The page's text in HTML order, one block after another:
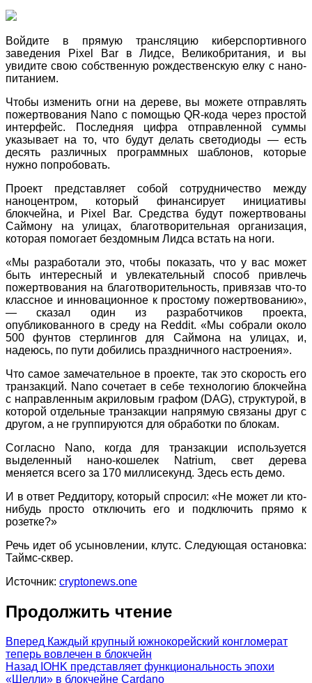
Войдите в прямую трансляцию киберспортивного
заведения Pixel Bar в Лидсе, Великобритания, и вы
увидите свою собственную рождественскую елку с нано-
питанием.
Чтобы изменить огни на дереве, вы можете отправлять
пожертвования Nano с помощью QR-кода через простой
интерфейс. Последняя цифра отправленной суммы
указывает на то, что будут делать светодиоды — есть
десять различных программных шаблонов, которые
нужно попробовать.
Проект представляет собой сотрудничество между
наноцентром, который финансирует инициативы
блокчейна, и Pixel Bar. Средства будут пожертвованы
Саймону на улицах, благотворительная организация,
которая помогает бездомным Лидса встать на ноги.
«Мы разработали это, чтобы показать, что у вас может
быть интересный и увлекательный способ привлечь
пожертвования на благотворительность, привязав что-то
классное и инновационное к простому пожертвованию»,
— сказал один из разработчиков проекта,
опубликованного в среду на Reddit. «Мы собрали около
500 фунтов стерлингов для Саймона на улицах, и,
надеюсь, по пути добились праздничного настроения».
Что самое замечательное в проекте, так это скорость его
транзакций. Nano сочетает в себе технологию блокчейна
с направленным акриловым графом (DAG), структурой, в
которой отдельные транзакции напрямую связаны друг с
другом, а не группируются для обработки по блокам.
Согласно Nano, когда для транзакции используется
выделенный нано-кошелек Natrium, свет дерева
меняется всего за 170 миллисекунд. Здесь есть демо.
И в ответ Реддитору, который спросил: «Не может ли кто-
нибудь просто отключить его и подключить прямо к
розетке?»
Речь идет об усыновлении, клутс. Следующая остановка:
Таймс-сквер.
Источник: cryptonews.one
Продолжить чтение
Вперед Каждый крупный южнокорейский конгломерат
теперь вовлечен в блокчейн
Назад IOHK представляет функциональность эпохи
«Шелли» в блокчейне Cardano